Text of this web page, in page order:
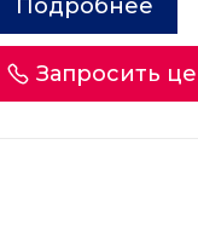
Подробнее
Запросить